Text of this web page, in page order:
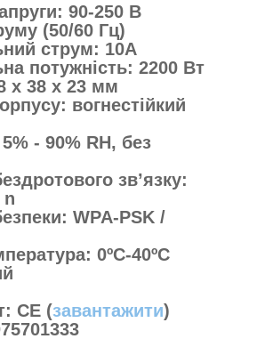
90-250 В
(50/60 Гц)
струм: 10А
потужність: 2200 Вт
х 38 х 23 мм
вогнестійкий
- 90% RH, без
зв’язку:
n
WPA-PSK /
0ºC-40ºC
CE (завантажити)